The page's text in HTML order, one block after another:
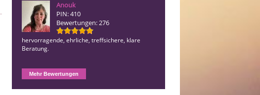
Anouk
PIN: 410
Bewertungen: 276
hervorragende, ehrliche, treffsichere, klare
Beratung.
Mehr Bewertungen